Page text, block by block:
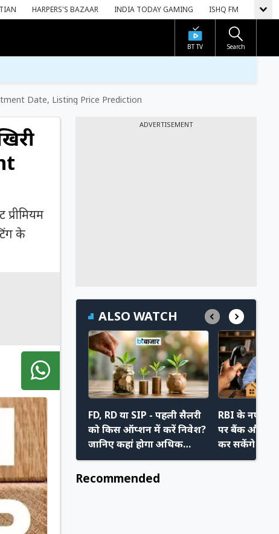
HARPERS'S BAZAAR INDIA TODAY GAMING ISHQ FM
BT TV Search
Date, Listing Price Prediction
के
ADVERTISEMENT
ALSO WATCH
FD, RD या SIP - पहली सैलरी
को किस ऑप्शन में करें निवेश?
जानिए कहां होगा अधिक
फायदा
RBI के नए
पर बैंक और
कर सकेंगे
अपने नए
Recommended